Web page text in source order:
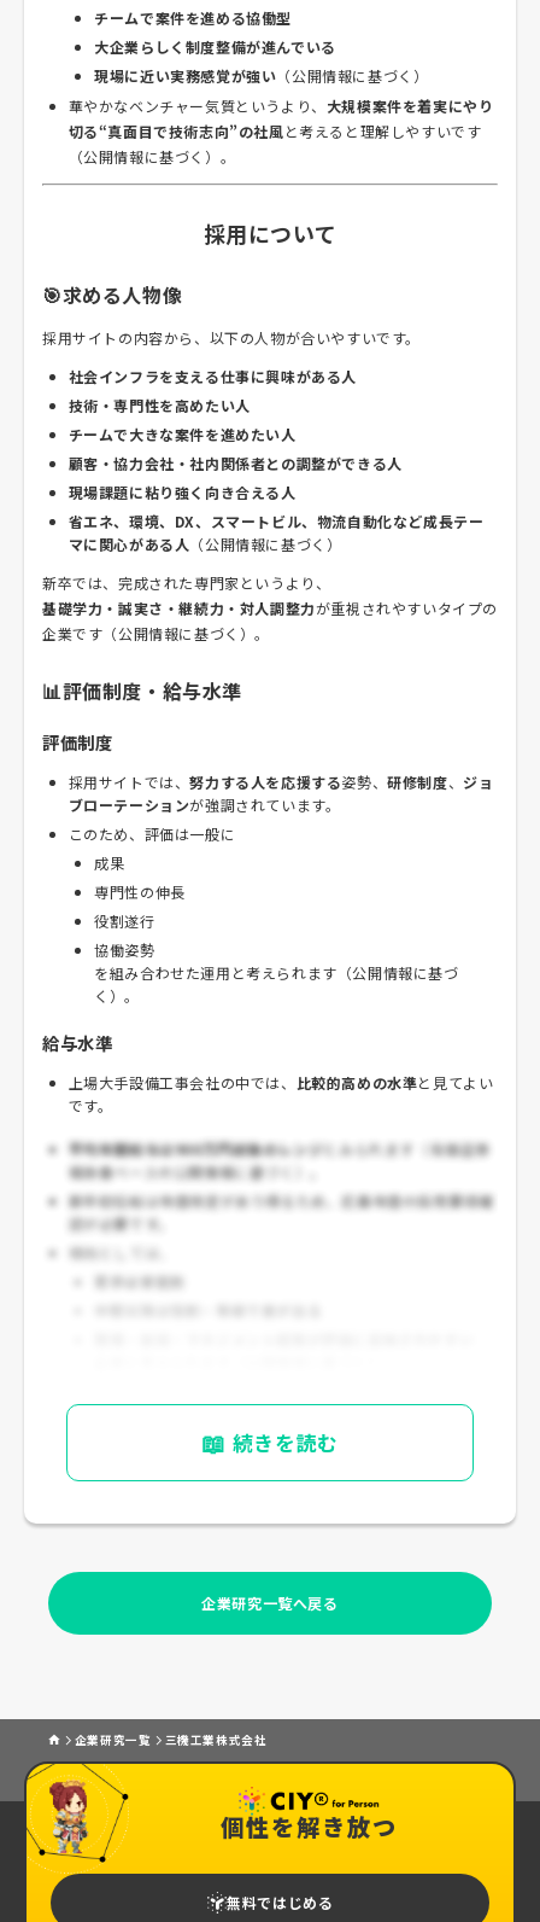
チームで案件を進める協働型
大企業らしく制度整備が進んでいる
現場に近い実務感覚が強い （公開情報に基づく）
華やかなベンチャー気質というより、 大規模案件を着実にやり
切る“真面目で技術志向”の社風と考えると理解しやすいです
（公開情報に基づく）。
採用について
🎯求める人物像
採用サイトの内容から、以下の人物が合いやすいです。
社会インフラを支える仕事に興味がある人
技術・専門性を高めたい人
チームで大きな案件を進めたい人
顧客・協力会社・社内関係者との調整ができる人
現場課題に粘り強く向き合える人
省エネ、環境、DX、スマートビル、物流自動化など成長テー
マに関心がある人 （公開情報に基づく）
新卒では、完成された専門家というより、
基礎学力・誠実さ・継続力・対人調整力が重視されやすいタイプの
企業です（公開情報に基づく）。
📊評価制度・給与水準
評価制度
採用サイトでは、努力する人を応援する姿勢、研修制度、 ジョ
ブローテーションが強調されています。
このため、評価は一般に
成果
専門性の伸長
役割遂行
協働姿勢
を組み合わせた運用と考えられます（公開情報に基づ
く）。
給与水準
上場大手設備工事会社の中では、 比較的高めの水準と見てよい
です。
平均年間給与は900万円前後のレンジとみられます（有価証券
報告書ベースの公開情報に基づく）。
新卒初任給は年度改定があり得るため、応募年度の採用要項確
認が必要です。
傾向としては、
若手は安定的
📖 続きを読む
企業研究一覧へ戻る
企業研究一覧 三機工業株式会社
個性を解き放つ
無料ではじめる